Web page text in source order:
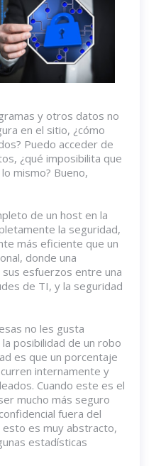
y otros datos no
en el sitio, ¿cómo
Puedo acceder de
¿qué imposibilita que
mismo? Bueno,
de un host en la
la seguridad,
más eficiente que un
donde una
esfuerzos entre una
de TI, y la seguridad
no les gusta
posibilidad de un robo
es que un porcentaje
internamente y
Cuando este es el
mucho más seguro
fuera del
es muy abstracto,
estadísticas